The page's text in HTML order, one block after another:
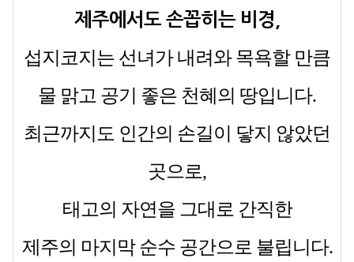
제주에서도 손꼽히는 비경,
섭지코지는 선녀가 내려와 목욕할 만큼
물 맑고 공기 좋은 천혜의 땅입니다.
최근까지도 인간의 손길이 닿지 않았던
곳으로,
태고의 자연을 그대로 간직한
제주의 마지막 순수 공간으로 불립니다.